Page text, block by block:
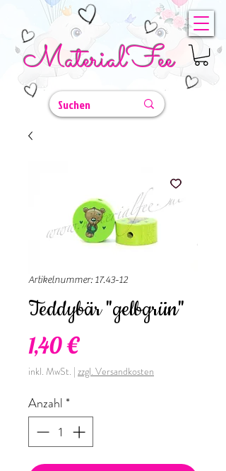
MaterialFee
Artikelnummer: 17.43-12
Teddybär "gelbgrün"
1,40 €Preis
inkl. MwSt. | zzgl. Versandkosten
Anzahl*